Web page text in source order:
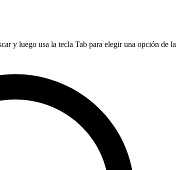
y luego usa la tecla Tab para elegir una opción de la